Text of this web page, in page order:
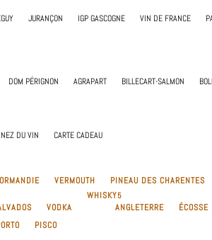
JURANÇON IGP GASCOGNE VIN DE FRANCE
DOM PÉRIGNON AGRAPART BILLECART-SALMON
NEZ DU VIN
CARTE CADEAU
VERMOUTH PINEAU DES CHARENTES
VODKA
WHISKY
ANGLETERRE
ÉCOSSE
PISCO